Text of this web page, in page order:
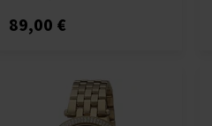
89,00 €